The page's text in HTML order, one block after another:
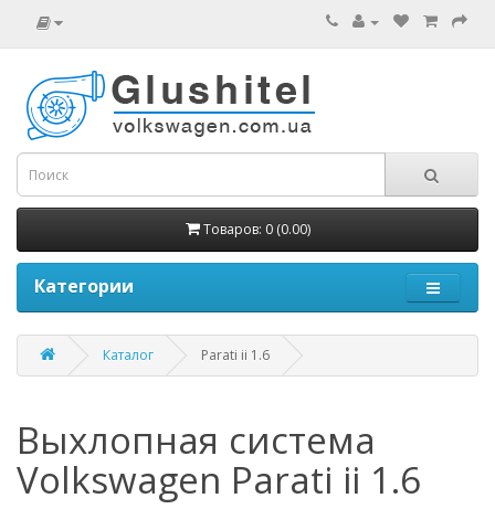
Товаров: 0 (0.00)
Категории
Каталог Parati ii 1.6
Выхлопная система
Volkswagen Parati ii 1.6